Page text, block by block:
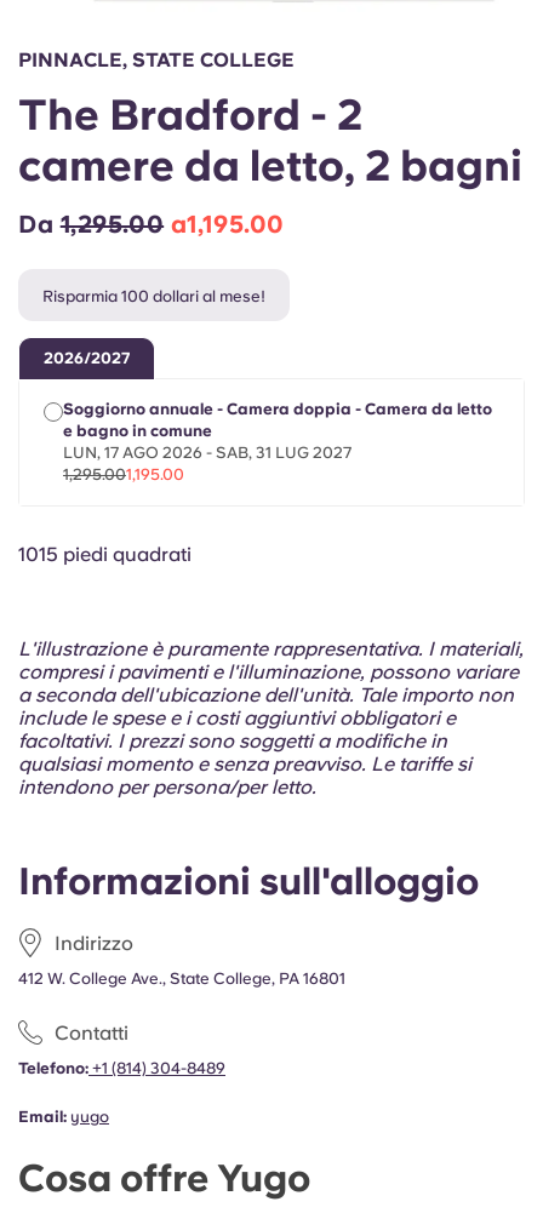
Chinese
Español
French
Informazioni sull'alloggio
Indirizzo
412 W. College Ave., State College, PA 16801
Contatti
Telefono: +1 (814) 304-8489
Email: yugo
Cosa offre Yugo
PINNACLE, STATE COLLEGE
The Bradford - 2
camere da letto, 2 bagni
Da1,295.00 a1,195.00
Risparmia 100 dollari al mese!
2026/2027
Soggiorno annuale - Camera doppia - Camera da letto
e bagno in comune
LUN, 17 AGO 2026 - SAB, 31 LUG 2027
1,295.001,195.00
1015 piedi quadrati
L'illustrazione è puramente rappresentativa. I materiali,
compresi i pavimenti e l'illuminazione, possono variare
a seconda dell'ubicazione dell'unità. Tale importo non
include le spese e i costi aggiuntivi obbligatori e
facoltativi. I prezzi sono soggetti a modifiche in
qualsiasi momento e senza preavviso. Le tariffe si
intendono per persona/per letto.